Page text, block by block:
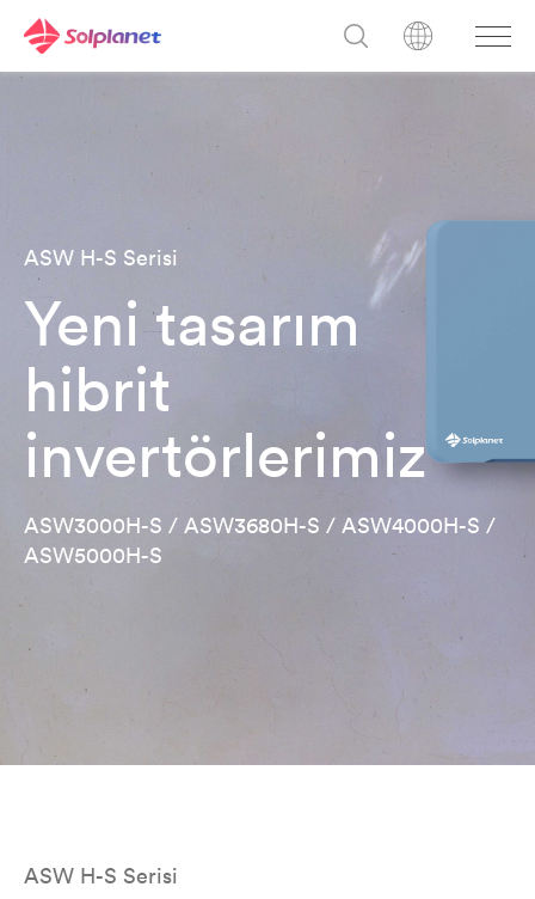
ASW H-S Serisi
Yeni tasarım
hibrit
invertörlerimiz
ASW3000H-S / ASW3680H-S / ASW4000H-S /
ASW5000H-S
ASW H-S Serisi